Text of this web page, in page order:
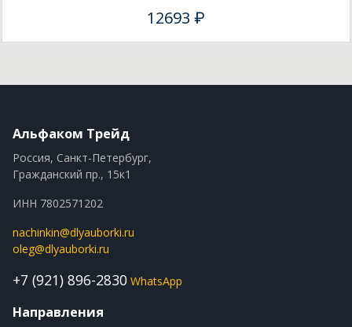
12693 ₽
Альфаком Трейд
Россия, Санкт-Петербург,
Гражданский пр., 15к1
ИНН 7802571202
nachinkin@dlyauborki.ru
oleg@dlyauborki.ru
+7 (921) 896-2830 WhatsApp
Направления